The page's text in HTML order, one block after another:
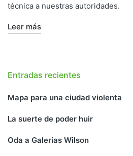
técnica a nuestras autoridades.
Leer más
Entradas recientes
Mapa para una ciudad violenta
La suerte de poder huir
Oda a Galerías Wilson